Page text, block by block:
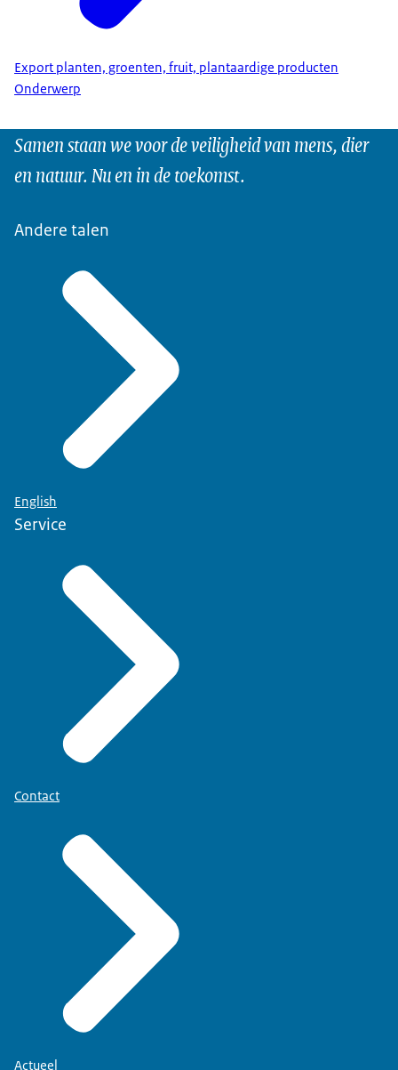
Export planten, groenten, fruit, plantaardige producten
Onderwerp
Samen staan we voor de veiligheid van mens, dier
en natuur. Nu en in de toekomst.
Andere talen
English
Service
Contact
Actueel